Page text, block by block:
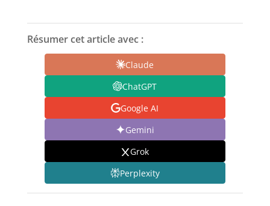
Résumer cet article avec :
Claude
ChatGPT
Google AI
Gemini
Grok
Perplexity